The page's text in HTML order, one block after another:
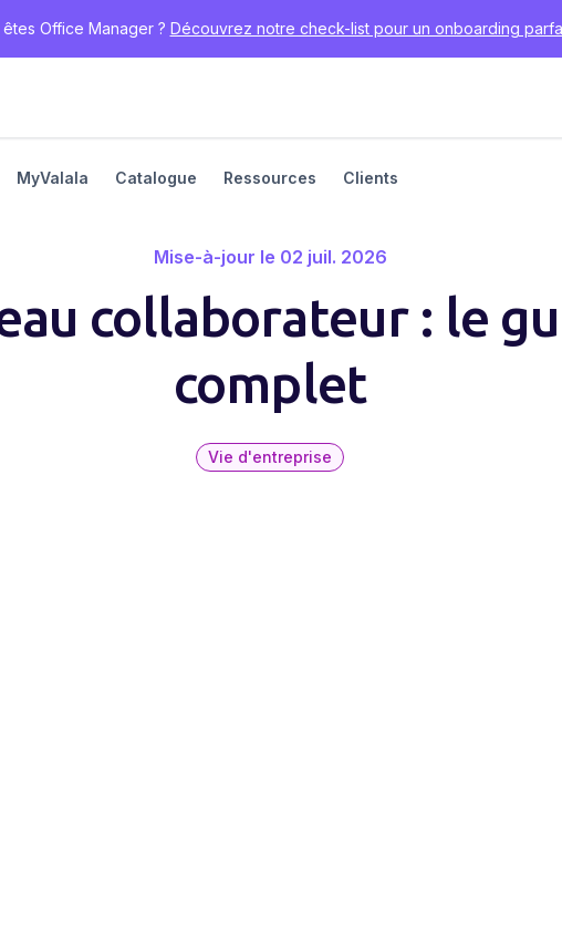
êtes Office Manager ? Découvrez notre check-list pour un onboarding
MyValala Catalogue Ressources Clients
Mise-à-jour le 02 juil. 2026
collaborateur : le
complet
Vie d'entreprise